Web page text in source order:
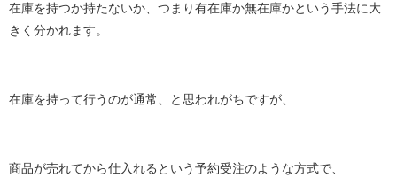
在庫を持つか持たないか、つまり有在庫か無在庫かという手法に大
きく分かれます。
在庫を持って行うのが通常、と思われがちですが、
商品が売れてから仕入れるという予約受注のような方式で、